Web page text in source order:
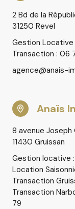
2 Bd de la
31250 Revel
Gestion
Transaction : 06
agence@anais-
Anaïs
8 avenue Joseph
11430 Gruissan
Gestion locative
Location
Transaction
Transaction
79